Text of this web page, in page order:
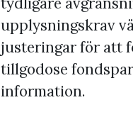
upplysningskrav
justeringar för att
tillgodose
information.